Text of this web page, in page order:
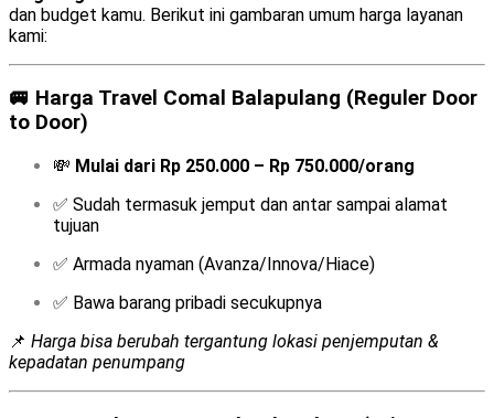
dan budget kamu. Berikut ini gambaran umum harga layanan
kami:
🚐 Harga Travel Comal Balapulang (Reguler Door
to Door)
💸 Mulai dari Rp 250.000 – Rp 750.000/orang
✅ Sudah termasuk jemput dan antar sampai alamat
tujuan
✅ Armada nyaman (Avanza/Innova/Hiace)
✅ Bawa barang pribadi secukupnya
📌 Harga bisa berubah tergantung lokasi penjemputan &
kepadatan penumpang